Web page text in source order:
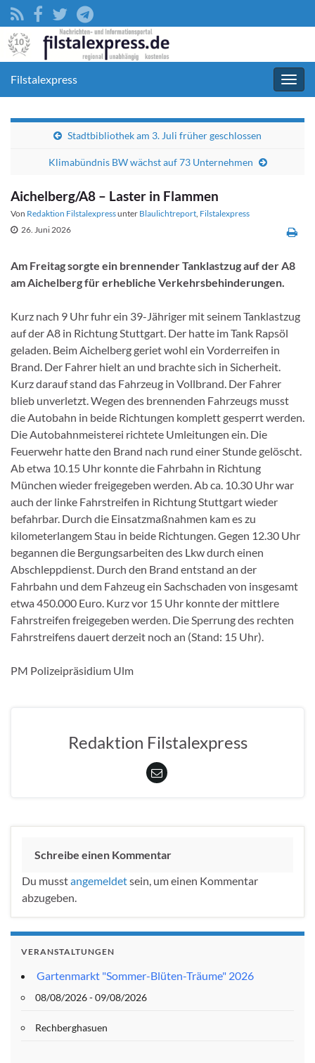
Filstalexpress
Stadtbibliothek am 3. Juli früher geschlossen
Klimabündnis BW wächst auf 73 Unternehmen
Aichelberg/A8 – Laster in Flammen
Von Redaktion Filstalexpressunter Blaulichtreport, Filstalexpress
26. Juni 2026
Am Freitag sorgte ein brennender Tanklastzug auf der A8
am Aichelberg für erhebliche Verkehrsbehinderungen.
Kurz nach 9 Uhr fuhr ein 39-Jähriger mit seinem Tanklastzug
auf der A8 in Richtung Stuttgart. Der hatte im Tank Rapsöl
geladen. Beim Aichelberg geriet wohl ein Vorderreifen in
Brand. Der Fahrer hielt an und brachte sich in Sicherheit.
Kurz darauf stand das Fahrzeug in Vollbrand. Der Fahrer
blieb unverletzt. Wegen des brennenden Fahrzeugs musst
die Autobahn in beide Richtungen komplett gesperrt werden.
Die Autobahnmeisterei richtete Umleitungen ein. Die
Feuerwehr hatte den Brand nach rund einer Stunde gelöscht.
Ab etwa 10.15 Uhr konnte die Fahrbahn in Richtung
München wieder freigegeben werden. Ab ca. 10.30 Uhr war
auch der linke Fahrstreifen in Richtung Stuttgart wieder
befahrbar. Durch die Einsatzmaßnahmen kam es zu
kilometerlangem Stau in beide Richtungen. Gegen 12.30 Uhr
begannen die Bergungsarbeiten des Lkw durch einen
Abschleppdienst. Durch den Brand entstand an der
Fahrbahn und dem Fahzeug ein Sachschaden von insgesamt
etwa 450.000 Euro. Kurz vor 15 Uhr konnte der mittlere
Fahrstreifen freigegeben werden. Die Sperrung des rechten
Fahrstreifens dauert derzeit noch an (Stand: 15 Uhr).
PM Polizeipräsidium Ulm
Redaktion Filstalexpress
Schreibe einen Kommentar
Du musstangemeldetsein, um einen Kommentar
abzugeben.
VERANSTALTUNGEN
Gartenmarkt "Sommer-Blüten-Träume" 2026
08/08/2026 - 09/08/2026
Rechberghasuen